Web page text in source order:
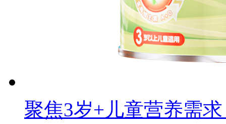
聚焦3岁+儿童营养需